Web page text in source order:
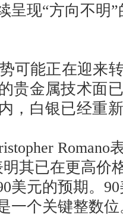
呈现“方向不明
可能正在迎来
贵金属技术面
，白银已经重
Romano
其已在更高价
美元的预期。
一个关键整数位